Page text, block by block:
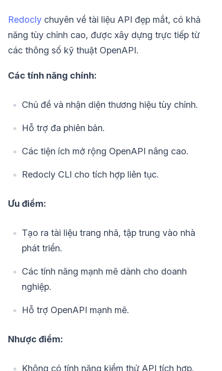
Redocly chuyên về tài liệu API đẹp mắt, có khả
năng tùy chỉnh cao, được xây dựng trực tiếp từ
các thông số kỹ thuật OpenAPI.
Các tính năng chính:
Chủ đề và nhận diện thương hiệu tùy chỉnh.
Hỗ trợ đa phiên bản.
Các tiện ích mở rộng OpenAPI nâng cao.
Redocly CLI cho tích hợp liên tục.
Ưu điểm:
Tạo ra tài liệu trang nhã, tập trung vào nhà
phát triển.
Các tính năng mạnh mẽ dành cho doanh
nghiệp.
Hỗ trợ OpenAPI mạnh mẽ.
Nhược điểm:
Không có tính năng kiểm thử API tích hợp.